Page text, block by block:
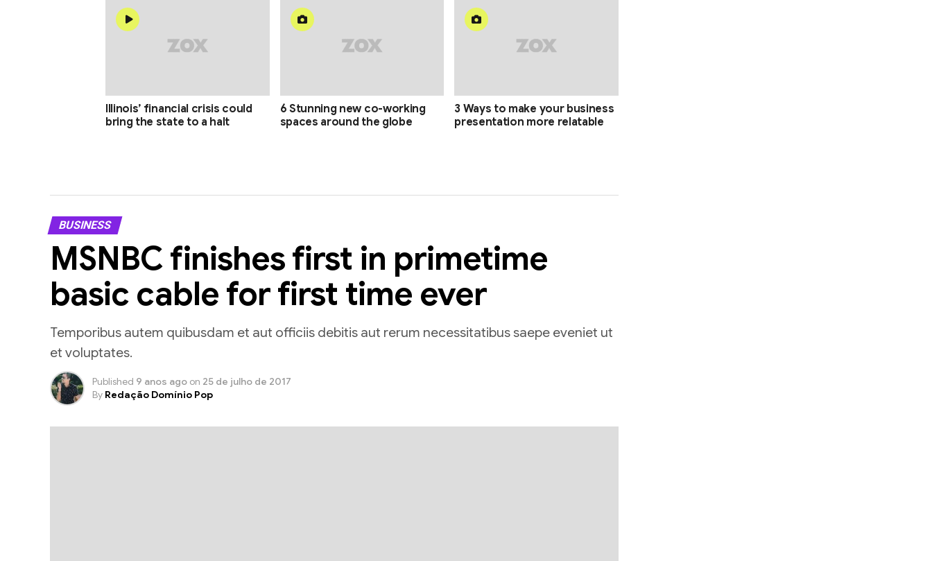
Illinois’ financial crisis could
bring the state to a halt
6 Stunning new co-working
spaces around the globe
3 Ways to make your business
presentation more relatable
BUSINESS
MSNBC finishes first in primetime
basic cable for first time ever
Temporibus autem quibusdam et aut officiis debitis aut rerum necessitatibus saepe eveniet ut
et voluptates.
Published 9 anos ago on 25 de julho de 2017
By Redação Domínio Pop